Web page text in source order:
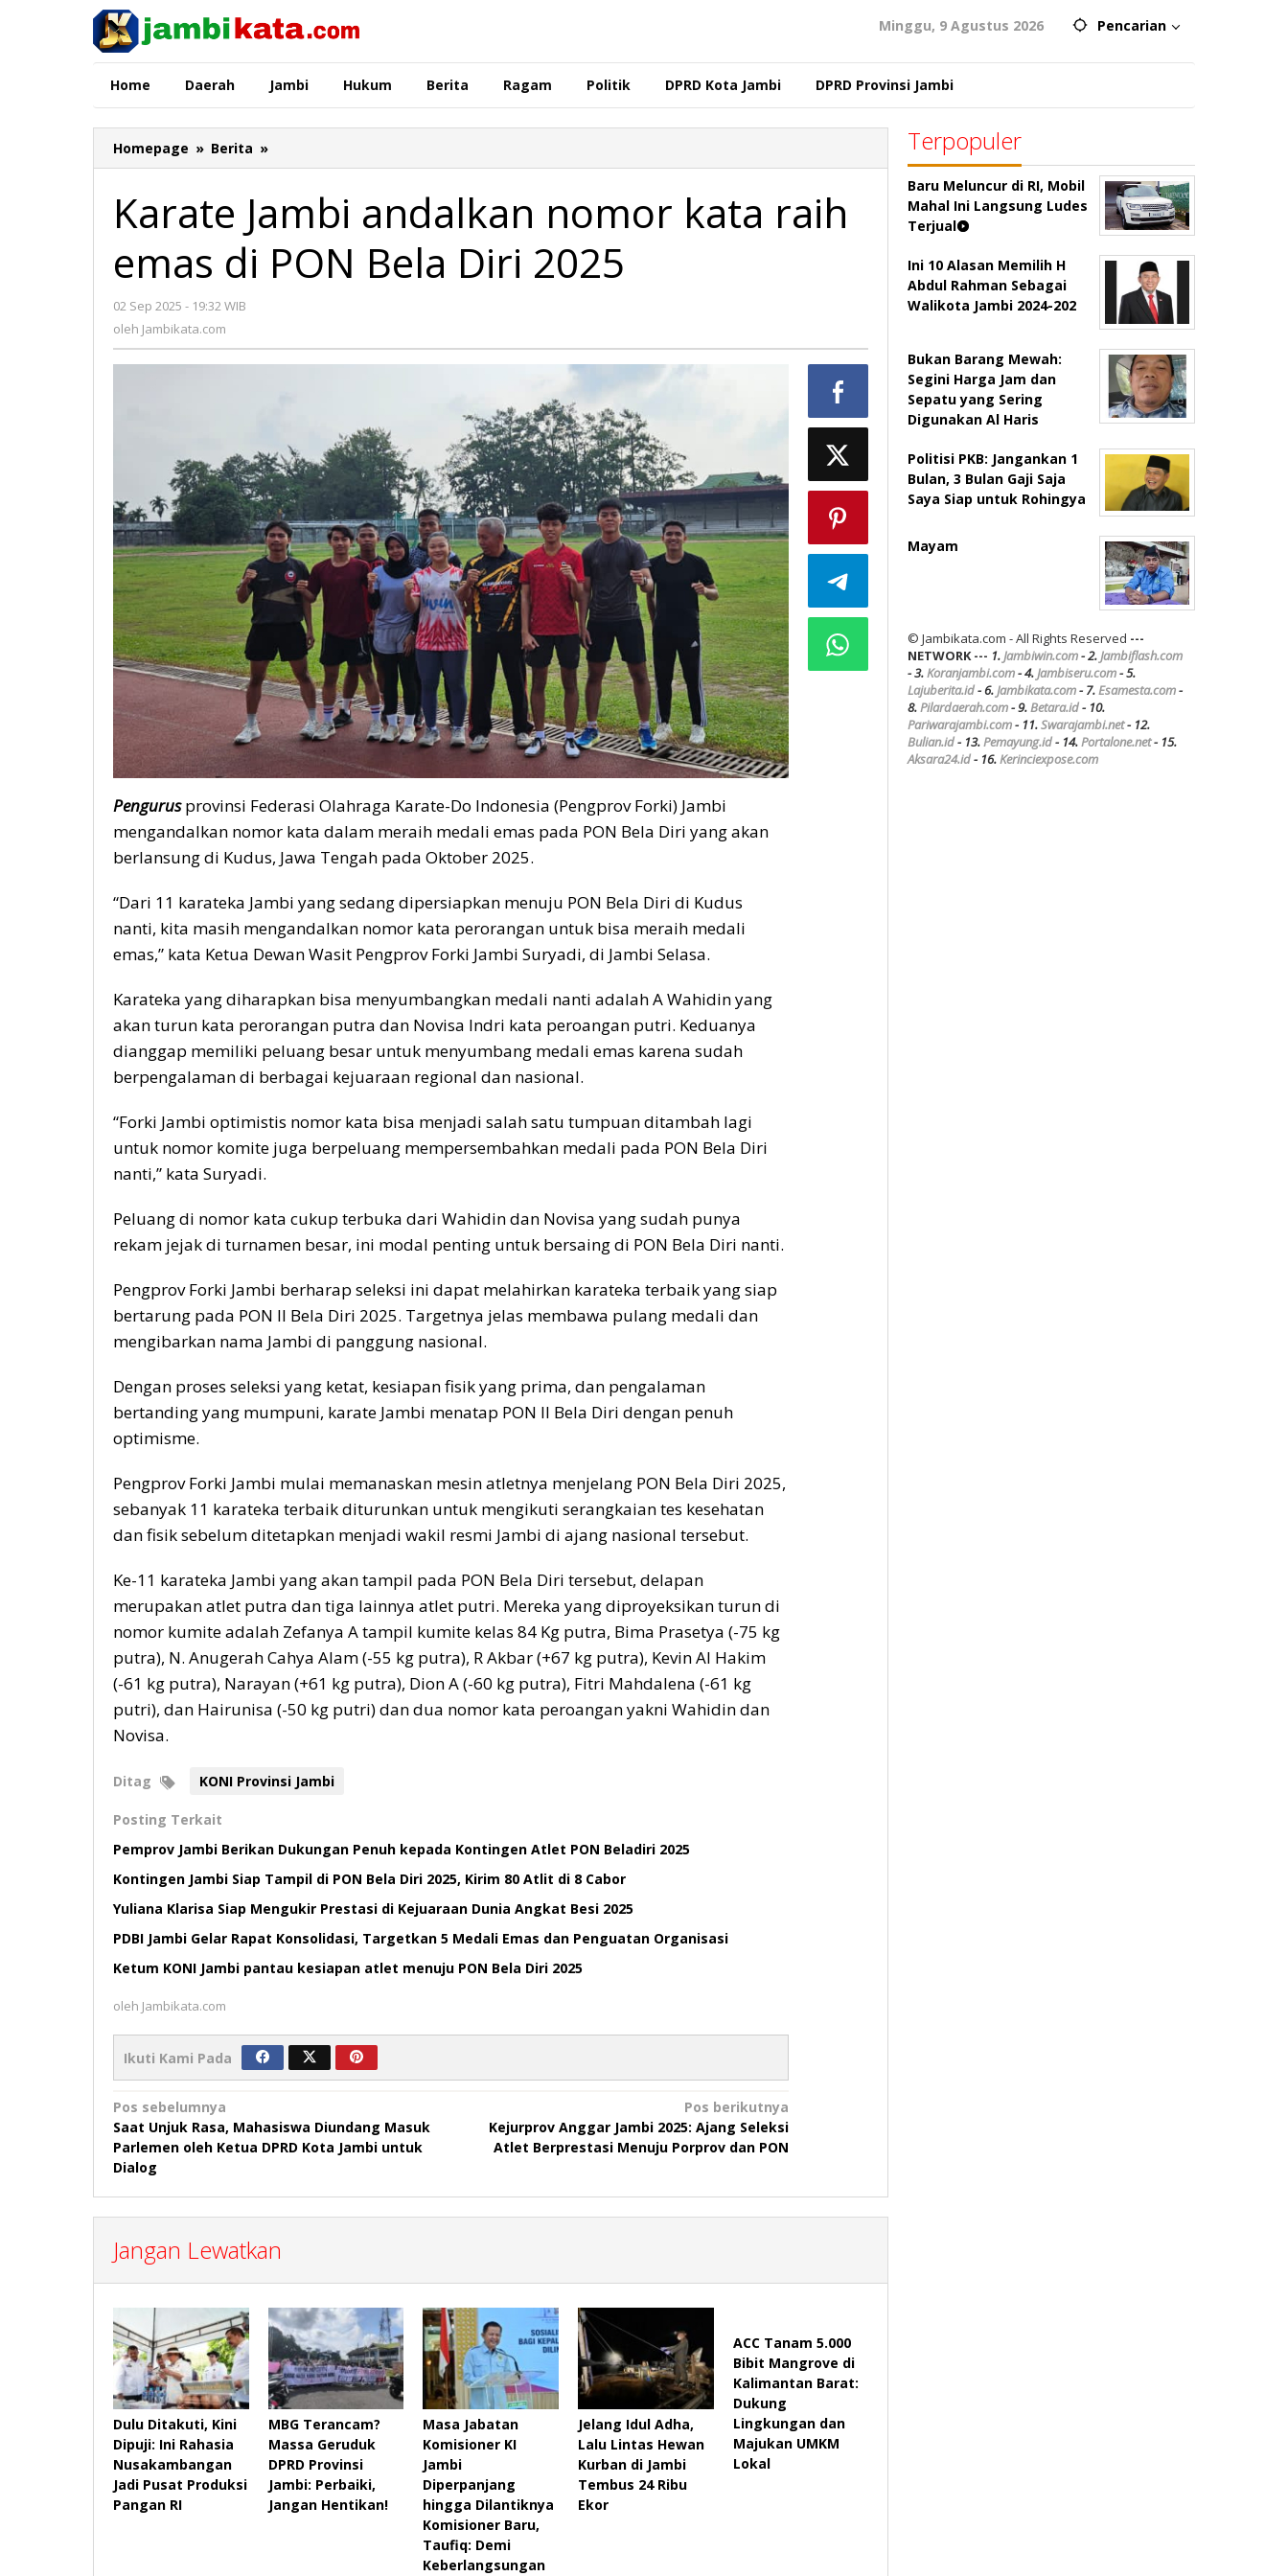
Minggu, 9 Agustus 2026 Pencarian
Home Daerah Jambi Hukum Berita Ragam Politik DPRD Kota Jambi DPRD Provinsi Jambi
Homepage » Berita »
Jambi
nomor
kata
raih
emas
Diri
2025
Karate Jambi andalkan nomor kata raih
emas di PON Bela Diri 2025
02 Sep 2025 - 19:32 WIB
oleh Jambikata.com
Pengurusprovinsi Federasi Olahraga Karate-Do Indonesia (Pengprov Forki) Jambi
mengandalkan nomor kata dalam meraih medali emas pada PON Bela Diri yang akan
berlansung di Kudus, Jawa Tengah pada Oktober 2025.
“Dari 11 karateka Jambi yang sedang dipersiapkan menuju PON Bela Diri di Kudus
nanti, kita masih mengandalkan nomor kata perorangan untuk bisa meraih medali
emas,” kata Ketua Dewan Wasit Pengprov Forki Jambi Suryadi, di Jambi Selasa.
Karateka yang diharapkan bisa menyumbangkan medali nanti adalah A Wahidin yang
akan turun kata perorangan putra dan Novisa Indri kata peroangan putri. Keduanya
dianggap memiliki peluang besar untuk menyumbang medali emas karena sudah
berpengalaman di berbagai kejuaraan regional dan nasional.
“Forki Jambi optimistis nomor kata bisa menjadi salah satu tumpuan ditambah lagi
untuk nomor komite juga berpeluang mempersembahkan medali pada PON Bela Diri
nanti,” kata Suryadi.
Peluang di nomor kata cukup terbuka dari Wahidin dan Novisa yang sudah punya
rekam jejak di turnamen besar, ini modal penting untuk bersaing di PON Bela Diri nanti.
Pengprov Forki Jambi berharap seleksi ini dapat melahirkan karateka terbaik yang siap
bertarung pada PON II Bela Diri 2025. Targetnya jelas membawa pulang medali dan
mengibarkan nama Jambi di panggung nasional.
Dengan proses seleksi yang ketat, kesiapan fisik yang prima, dan pengalaman
bertanding yang mumpuni, karate Jambi menatap PON II Bela Diri dengan penuh
optimisme.
Pengprov Forki Jambi mulai memanaskan mesin atletnya menjelang PON Bela Diri 2025,
sebanyak 11 karateka terbaik diturunkan untuk mengikuti serangkaian tes kesehatan
dan fisik sebelum ditetapkan menjadi wakil resmi Jambi di ajang nasional tersebut.
Ke-11 karateka Jambi yang akan tampil pada PON Bela Diri tersebut, delapan
merupakan atlet putra dan tiga lainnya atlet putri. Mereka yang diproyeksikan turun di
nomor kumite adalah Zefanya A tampil kumite kelas 84 Kg putra, Bima Prasetya (-75 kg
putra), N. Anugerah Cahya Alam (-55 kg putra), R Akbar (+67 kg putra), Kevin Al Hakim
(-61 kg putra), Narayan (+61 kg putra), Dion A (-60 kg putra), Fitri Mahdalena (-61 kg
putri), dan Hairunisa (-50 kg putri) dan dua nomor kata peroangan yakni Wahidin dan
Novisa.
Ditag KONI Provinsi Jambi
Posting Terkait
Pemprov Jambi Berikan Dukungan Penuh kepada Kontingen Atlet PON Beladiri 2025
Kontingen Jambi Siap Tampil di PON Bela Diri 2025, Kirim 80 Atlit di 8 Cabor
Yuliana Klarisa Siap Mengukir Prestasi di Kejuaraan Dunia Angkat Besi 2025
PDBI Jambi Gelar Rapat Konsolidasi, Targetkan 5 Medali Emas dan Penguatan Organisasi
Ketum KONI Jambi pantau kesiapan atlet menuju PON Bela Diri 2025
oleh Jambikata.com
Ikuti Kami Pada
Navigasi
pos
Pos sebelumnya
Saat Unjuk Rasa, Mahasiswa Diundang Masuk
Parlemen oleh Ketua DPRD Kota Jambi untuk
Dialog
Pos berikutnya
Kejurprov Anggar Jambi 2025: Ajang Seleksi
Atlet Berprestasi Menuju Porprov dan PON
Jangan Lewatkan
Dulu Ditakuti, Kini
Dipuji: Ini Rahasia
Nusakambangan
Jadi Pusat Produksi
Pangan RI
MBG Terancam?
Massa Geruduk
DPRD Provinsi
Jambi: Perbaiki,
Jangan Hentikan!
Masa Jabatan
Komisioner KI
Jambi
Diperpanjang
hingga Dilantiknya
Komisioner Baru,
Taufiq: Demi
Keberlangsungan
Jelang Idul Adha,
Lalu Lintas Hewan
Kurban di Jambi
Tembus 24 Ribu
Ekor
ACC Tanam 5.000
Bibit Mangrove di
Kalimantan Barat:
Dukung
Lingkungan dan
Majukan UMKM
Lokal
Terpopuler
Baru Meluncur di RI, Mobil
Mahal Ini Langsung Ludes
Terjual
Ini 10 Alasan Memilih H
Abdul Rahman Sebagai
Walikota Jambi 2024-202
Bukan Barang Mewah:
Segini Harga Jam dan
Sepatu yang Sering
Digunakan Al Haris
Politisi PKB: Jangankan 1
Bulan, 3 Bulan Gaji Saja
Saya Siap untuk Rohingya
Mayam
© Jambikata.com - All Rights Reserved ---
NETWORK --- 1.Jambiwin.com- 2.Jambiflash.com
- 3.Koranjambi.com- 4.Jambiseru.com- 5.
Lajuberita.id- 6.Jambikata.com- 7.Esamesta.com-
8.Pilardaerah.com- 9.Betara.id- 10.
Pariwarajambi.com- 11.Swarajambi.net- 12.
Bulian.id- 13.Pemayung.id- 14.Portalone.net- 15.
Aksara24.id- 16.Kerinciexpose.com